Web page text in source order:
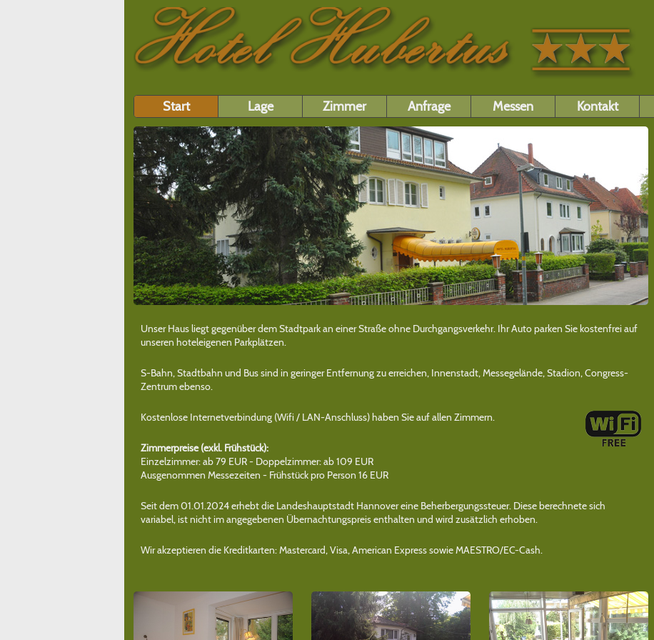
Start Lage Zimmer Anfrage Messen Kontakt
Unser Haus liegt gegenüber dem Stadtpark an einer Straße ohne Durchgangsverkehr. Ihr Auto parken Sie kostenfrei auf
unseren hoteleigenen Parkplätzen.
S-Bahn, Stadtbahn und Bus sind in geringer Entfernung zu erreichen, Innenstadt, Messegelände, Stadion, Congress-
Zentrum ebenso.
Kostenlose Internetverbindung (Wifi / LAN-Anschluss) haben Sie auf allen Zimmern.
Zimmerpreise (exkl. Frühstück):
Einzelzimmer: ab 79 EUR - Doppelzimmer: ab 109 EUR
Ausgenommen Messezeiten - Frühstück pro Person 16 EUR
Seit dem 01.01.2024 erhebt die Landeshauptstadt Hannover eine Beherbergungssteuer. Diese berechnete sich
variabel, ist nicht im angegebenen Übernachtungspreis enthalten und wird zusätzlich erhoben.
Wir akzeptieren die Kreditkarten: Mastercard, Visa, American Express sowie MAESTRO/EC-Cash.